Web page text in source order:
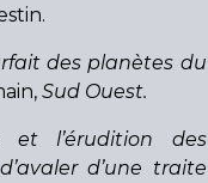
des planètes du
Sud Ouest.
et l’érudition des
d’une traite